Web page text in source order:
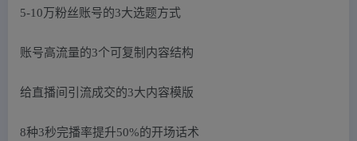
5-10万粉丝账号的3大选题方式
账号高流量的3个可复制内容结构
给直播间引流成交的3大内容模版
8种3秒完播率提升50%的开场话术